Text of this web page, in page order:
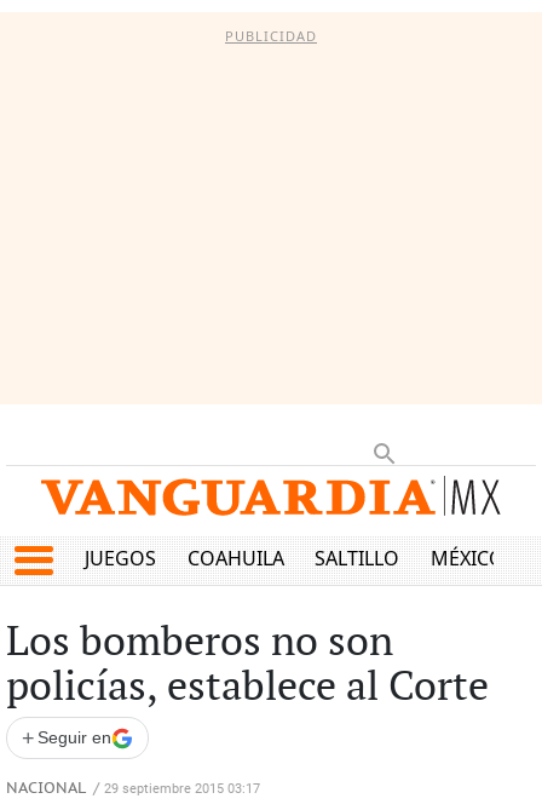
PUBLICIDAD
JUEGOS COAHUILA SALTILLO MÉXICO
Los bomberos no son
policías, establece al Corte
+ Seguir en
NACIONAL / 29 septiembre 2015 03:17